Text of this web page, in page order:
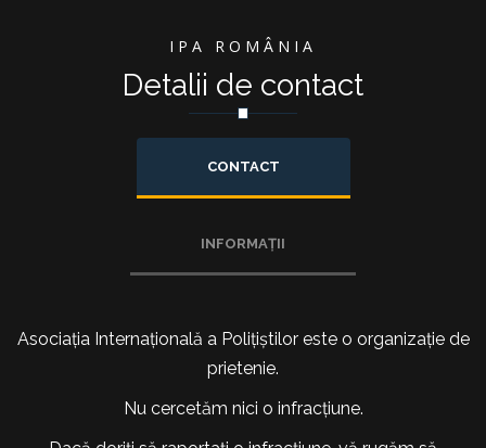
IPA ROMÂNIA
Detalii de contact
CONTACT
INFORMAȚII
Asociația Internațională a Polițiștilor este o organizație de
prietenie.
Nu cercetăm nici o infracțiune.